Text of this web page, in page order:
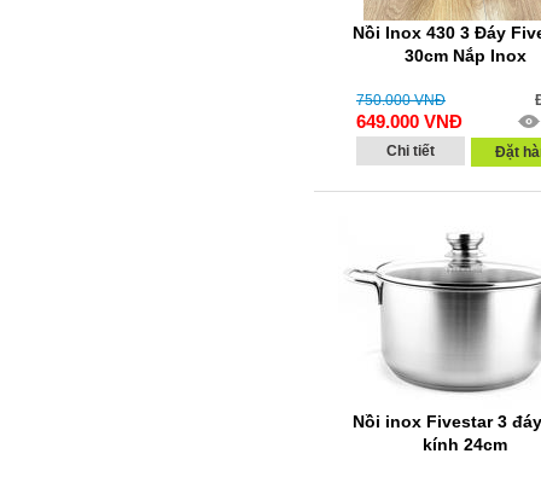
Nồi Inox 430 3 Đáy
30cm Nắp Inox
750.000VNĐ
649.000 VNĐ
Chi tiết Đặt
Nồi inox Fivestar 3
kính 24cm